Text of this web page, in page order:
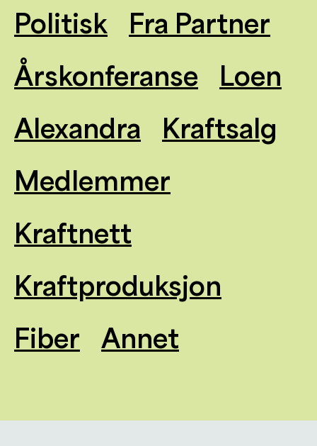
Politisk
Fra Partner
Årskonferanse
Loen
Alexandra
Kraftsalg
Medlemmer
Kraftnett
Kraftproduksjon
Fiber
Annet